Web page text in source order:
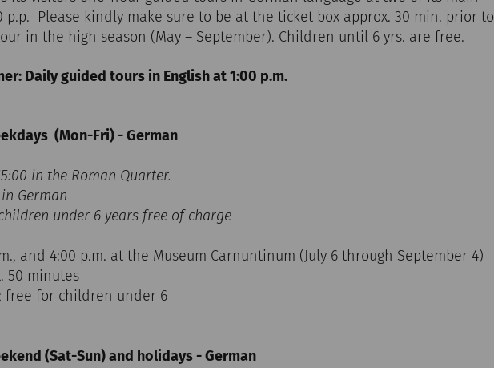
p.p. Please kindly make sure to be at the ticket box approx. 30 min. prior to
in the high season (May – September). Children until 6 yrs. are free.
Daily guided tours in English at 1:00 p.m.
(Mon-Fri) - German
in the Roman Quarter.
German
under 6 years free of charge
and 4:00 p.m. at the Museum Carnuntinum (July 6 through September 4)
50 minutes
free for children under 6
(Sat-Sun) and holidays - German